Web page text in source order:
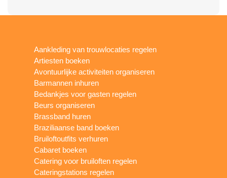
Aankleding van trouwlocaties regelen
Artiesten boeken
Avontuurlijke activiteiten organiseren
Barmannen inhuren
Bedankjes voor gasten regelen
Beurs organiseren
Brassband huren
Braziliaanse band boeken
Bruiloftoutfits verhuren
Cabaret boeken
Catering voor bruiloften regelen
Cateringstations regelen